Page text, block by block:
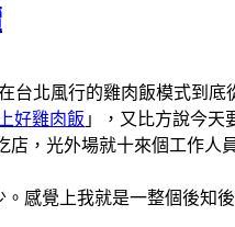
台北風行的雞肉飯模式到底
上好雞肉飯 」，又比方說今天
店，光外場就十來個工作人
感覺上我就是一整個後知